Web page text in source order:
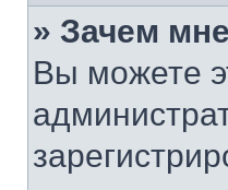
» Зачем
Вы можете